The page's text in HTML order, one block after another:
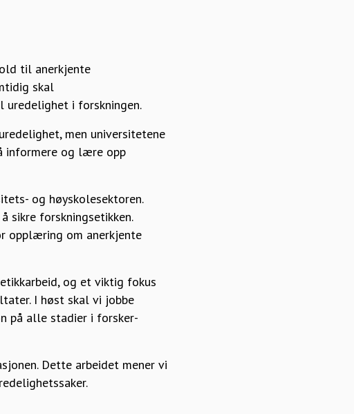
til anerkjente
skal
uredelighet i forskningen.
men universitetene
informere og lære opp
og høyskolesektoren.
sikre forskningsetikken.
opp­læring om anerkjente
og et viktig fokus
I høst skal vi jobbe
på alle stadier i forsker­
Dette arbeidet mener vi